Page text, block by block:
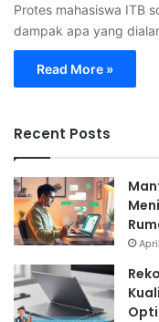
Protes mahasiswa ITB
dampak apa yang
Read More »
Recent Posts